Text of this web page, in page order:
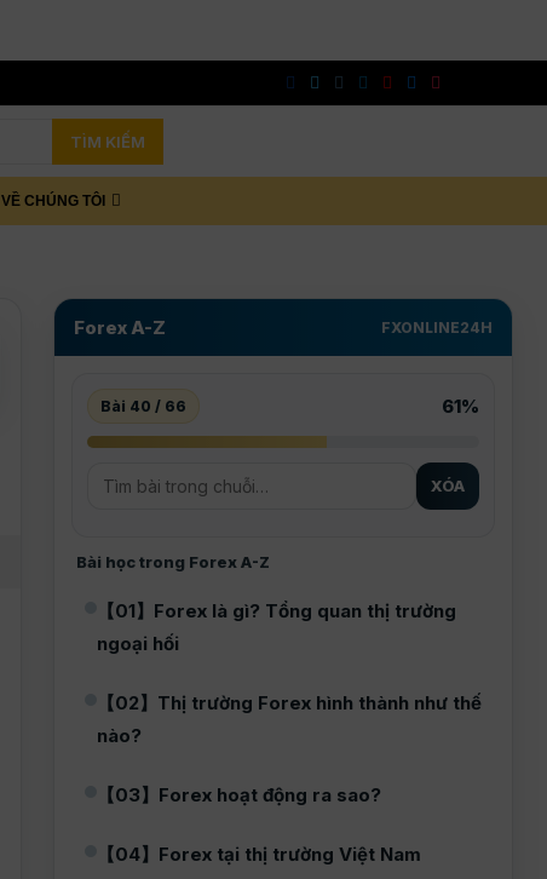
TÌM KIẾM
VỀ CHÚNG TÔI
Forex A-Z FXONLINE24H
Bài 40 / 66 61%
XÓA
Bài học trong Forex A-Z
【01】Forex là gì? Tổng quan thị trường
ngoại hối
【02】Thị trường Forex hình thành như thế
nào?
【03】Forex hoạt động ra sao?
【04】Forex tại thị trường Việt Nam